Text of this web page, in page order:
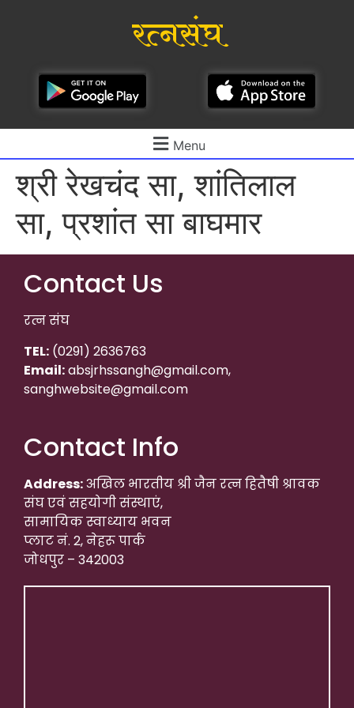
रत्नसंघ
Menu
श्री रेखचंद सा, शांतिलाल
सा, प्रशांत सा बाघमार
Contact Us
रत्न संघ
TEL: (0291) 2636763
Email:absjrhssangh@gmail.com,
sanghwebsite@gmail.com
Contact Info
Address:अखिल भारतीय श्री जैन रत्न हितैषी श्रावक
संघ एवं सहयोगी संस्थाएं,
सामायिक स्वाध्याय भवन
प्लाट नं. 2, नेहरू पार्क
जोधपुर – 342003